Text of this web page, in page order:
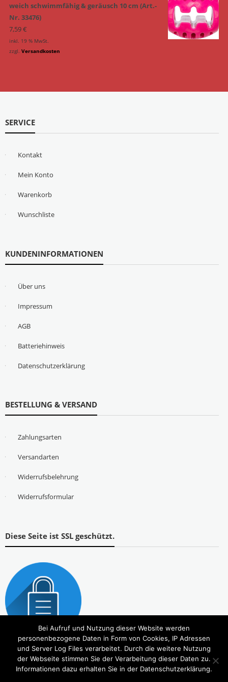
weich schwimmfähig & geräusch 10 cm (Art.-
Nr. 33476)
7,59€
inkl. 19 % MwSt.
zzgl. Versandkosten
SERVICE
Kontakt
Mein Konto
Warenkorb
Wunschliste
KUNDENINFORMATIONEN
Über uns
Impressum
AGB
Batteriehinweis
Datenschutzerklärung
BESTELLUNG & VERSAND
Zahlungsarten
Versandarten
Widerrufsbelehrung
Widerrufsformular
Diese Seite ist SSL geschützt.
Bei Aufruf und Nutzung dieser Website werden
personenbezogene Daten in Form von Cookies, IP Adressen
und Server Log Files verarbeitet. Durch die weitere Nutzung
der Webseite stimmen Sie der Verarbeitung dieser Daten zu.
Informationen dazu erhalten Sie in der Datenschutzerklärung.